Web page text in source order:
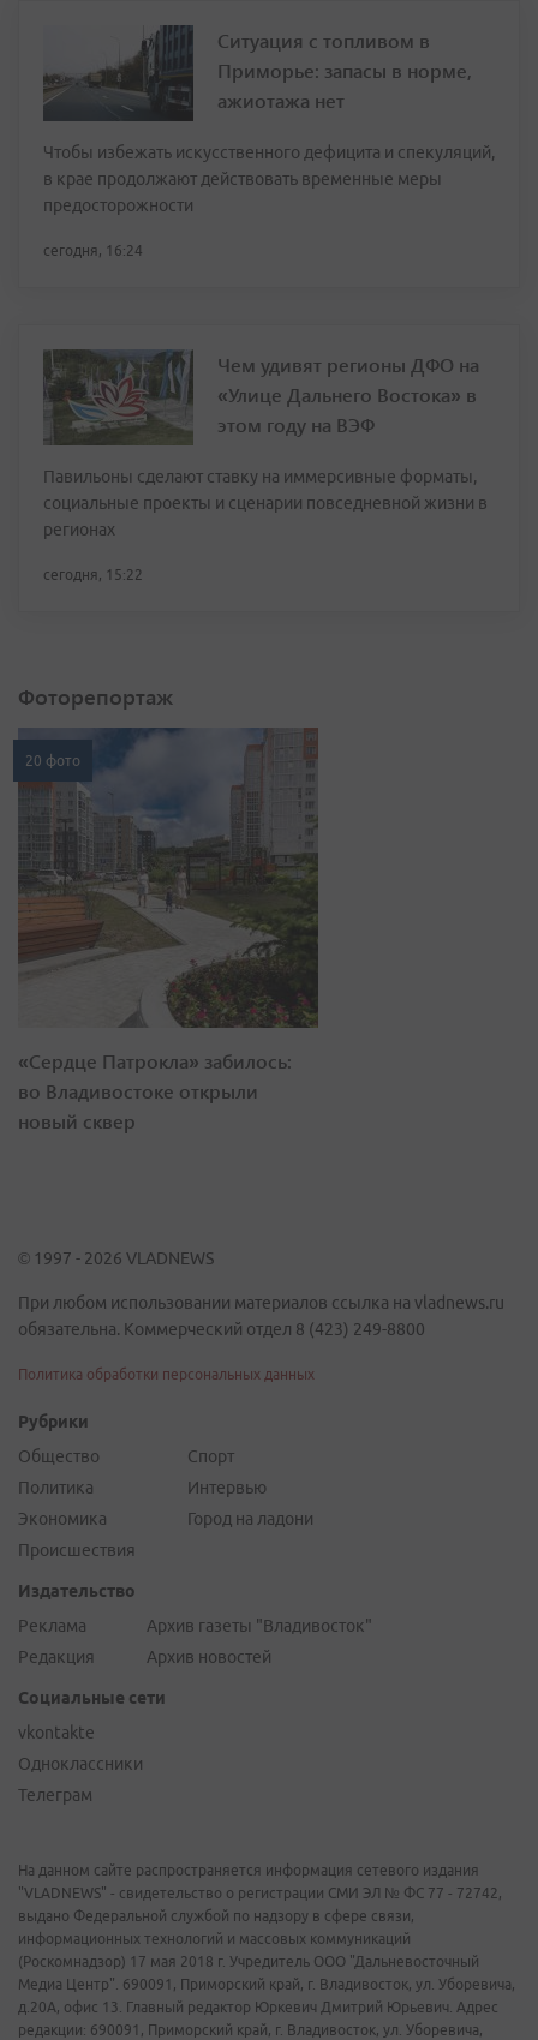
Ситуация с топливом в
Приморье: запасы в норме,
ажиотажа нет
Чтобы избежать искусственного дефицита и спекуляций,
в крае продолжают действовать временные меры
предосторожности
сегодня, 16:24
Чем удивят регионы ДФО на
«Улице Дальнего Востока» в
этом году на ВЭФ
Павильоны сделают ставку на иммерсивные форматы,
социальные проекты и сценарии повседневной жизни в
регионах
сегодня, 15:22
Фоторепортаж
20 фото
«Сердце Патрокла» забилось:
во Владивостоке открыли
новый сквер
© 1997 - 2026 VLADNEWS
При любом использовании материалов ссылка на vladnews.ru
обязательна. Коммерческий отдел 8 (423) 249-8800
Политика обработки персональных данных
Рубрики
Общество
Политика
Экономика
Происшествия
Спорт
Интервью
Город на ладони
Издательство
Реклама
Редакция
Архив газеты "Владивосток"
Архив новостей
Социальные сети
vkontakte
Одноклассники
Телеграм
На данном сайте распространяется информация сетевого издания
"VLADNEWS" - свидетельство о регистрации СМИ ЭЛ № ФС 77 - 72742,
выдано Федеральной службой по надзору в сфере связи,
информационных технологий и массовых коммуникаций
(Роскомнадзор) 17 мая 2018 г. Учредитель ООО "Дальневосточный
Медиа Центр". 690091, Приморский край, г. Владивосток, ул. Уборевича,
д.20А, офис 13. Главный редактор Юркевич Дмитрий Юрьевич. Адрес
редакции: 690091, Приморский край, г. Владивосток, ул. Уборевича,